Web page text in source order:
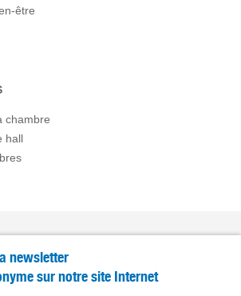
être
chambre
hall
newsletter
sur notre site Internet